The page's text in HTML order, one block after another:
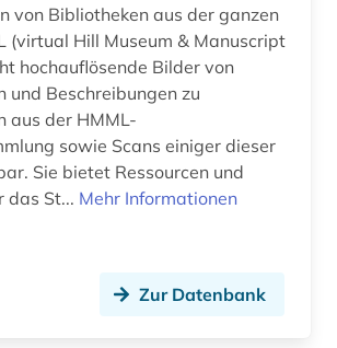
bühnentechnik (1)
bürgerrechtsbewegung (3)
von Bibliotheken aus der ganzen
(virtual Hill Museum & Manuscript
hochauflösende Bilder von
und Beschreibungen zu
aus der HMML-
sowie Scans einiger dieser
Sie bietet Ressourcen und
das St... Mehr Informationen
Zur Datenbank